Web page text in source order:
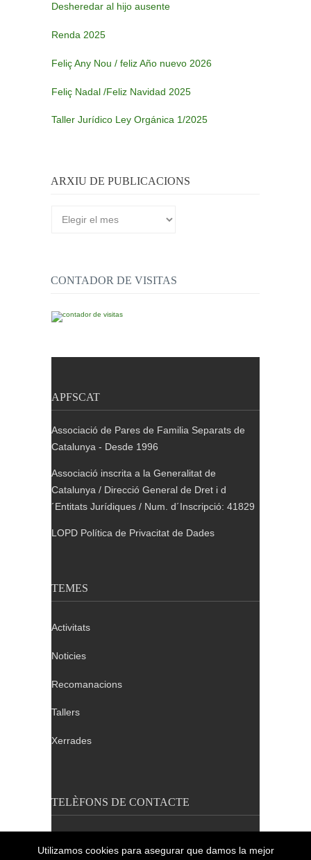
Desheredar al hijo ausente
Renda 2025
Feliç Any Nou / feliz Año nuevo 2026
Feliç Nadal /Feliz Navidad 2025
Taller Jurídico Ley Orgánica 1/2025
ARXIU DE PUBLICACIONS
CONTADOR DE VISITAS
APFSCAT
Associació de Pares de Familia Separats de
Catalunya - Desde 1996
Associació inscrita a la Generalitat de
Catalunya / Direcció General de Dret i d
´Entitats Jurídiques / Num. d´Inscripció: 41829
LOPD Política de Privacitat de Dades
TEMES
Activitats
Noticies
Recomanacions
Tallers
Xerrades
TELÈFONS DE CONTACTE
Barcelona: 932 640 655
Tarragona: 689 411 324
Utilizamos cookies para asegurar que damos la mejor